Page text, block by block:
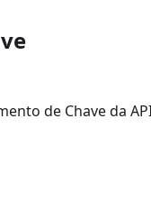
de Chave da